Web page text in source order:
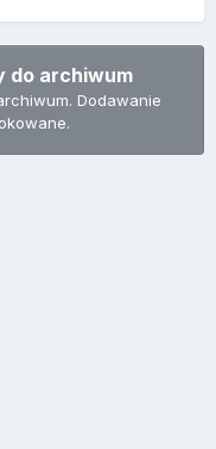
do archiwum
Dodawanie